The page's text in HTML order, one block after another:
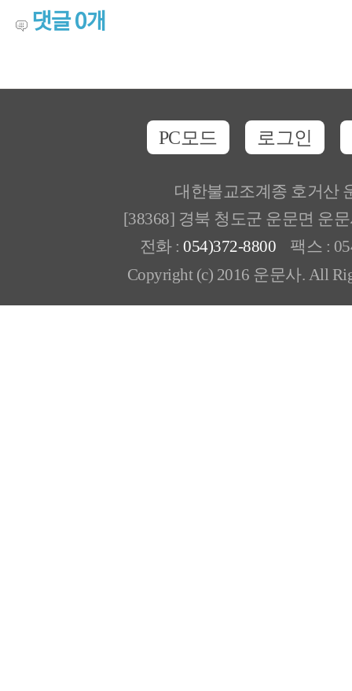
댓글0개
PC모드 로그인
대한불교조계종 호거산
[38368] 경북 청도군 운문면 운
전화 : 054)372-8800 팩스 :
Copyright (c) 2016 운문사. All